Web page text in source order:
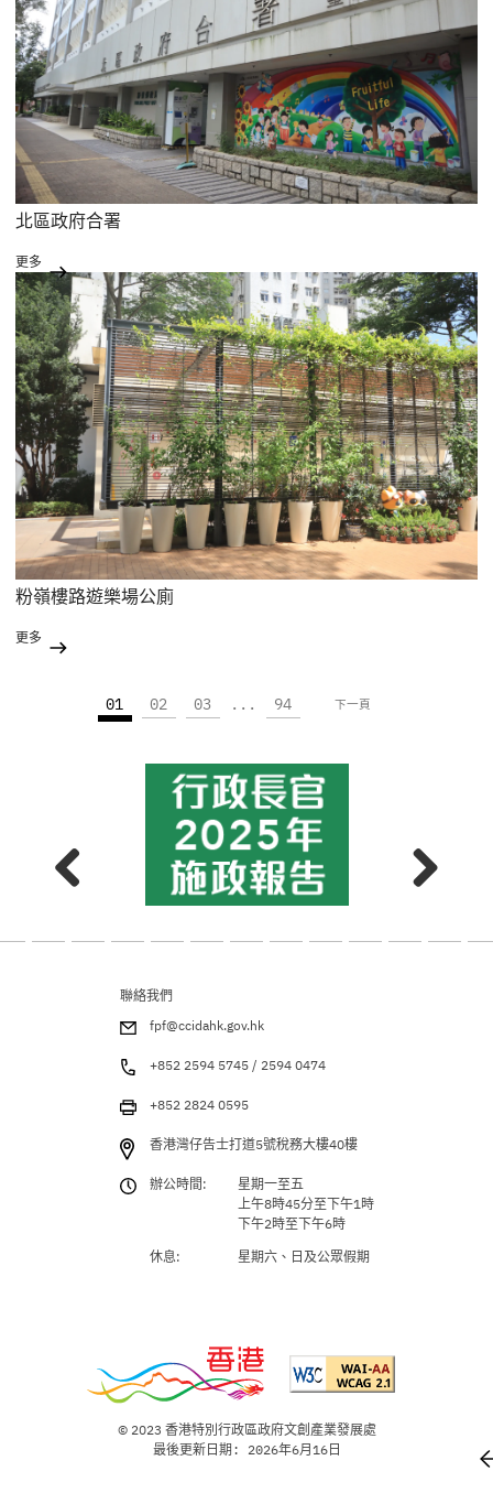
北區政府合署
更多
粉嶺樓路遊樂場公廁
更多
01 02 03 ... 94 下一頁
聯絡我們
fpf@ccidahk.gov.hk
+852 2594 5745 / 2594 0474
+852 2824 0595
香港灣仔告士打道5號稅務大樓40樓
辦公時間:
星期一至五
上午8時45分至下午1時
下午2時至下午6時
休息:
星期六、日及公眾假期
© 2023 香港特別行政區政府文創產業發展處
最後更新日期: 2026年6月16日